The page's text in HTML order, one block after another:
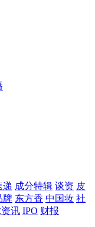
递 成分特辑 谈资 皮
牌 东方香 中国妆 社
讯 IPO 财报